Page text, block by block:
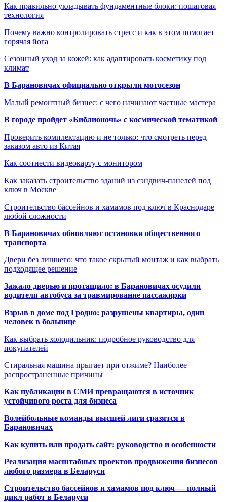
Как правильно укладывать фундаментные блоки: пошаговая
технология
Почему важно контролировать стресс и как в этом помогает
горячая йога
Сезонный уход за кожей: как адаптировать косметику под
климат
В Барановичах официально открыли мотосезон
Малый ремонтный бизнес: с чего начинают частные мастера
В городе пройдет «Библионочь» с космической тематикой
Проверить комплектацию и не только: что смотреть перед
заказом авто из Китая
Как соотнести видеокарту с монитором
Как заказать строительство зданий из сэндвич-панелей под
ключ в Москве
Строительство бассейнов и хамамов под ключ в Краснодаре
любой сложности
В Барановичах обновляют остановки общественного
транспорта
Двери без лишнего: что такое скрытый монтаж и как выбрать
подходящее решение
Зажало дверью и протащило: в Барановичах осудили
водителя автобуса за травмирование пассажирки
Взрыв в доме под Гродно: разрушены квартиры, один
человек в больнице
Как выбрать холодильник: подробное руководство для
покупателей
Стиральная машина прыгает при отжиме? Наиболее
распространенные причины
Как публикации в СМИ превращаются в источник
устойчивого роста для бизнеса
Волейбольные команды высшей лиги сразятся в
Барановичах
Как купить или продать сайт: руководство и особенности
Реализация масштабных проектов продвижения бизнесов
любого размера в Беларуси
Строительство бассейнов и хамамов под ключ — полный
цикл работ в Беларуси